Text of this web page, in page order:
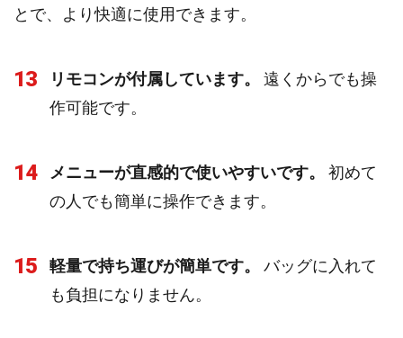
とで、より快適に使用できます。
13 リモコンが付属しています。
遠くからでも操
作可能です。
14 メニューが直感的で使いやすいです。
初めて
の人でも簡単に操作できます。
15 軽量で持ち運びが簡単です。
バッグに入れて
も負担になりません。